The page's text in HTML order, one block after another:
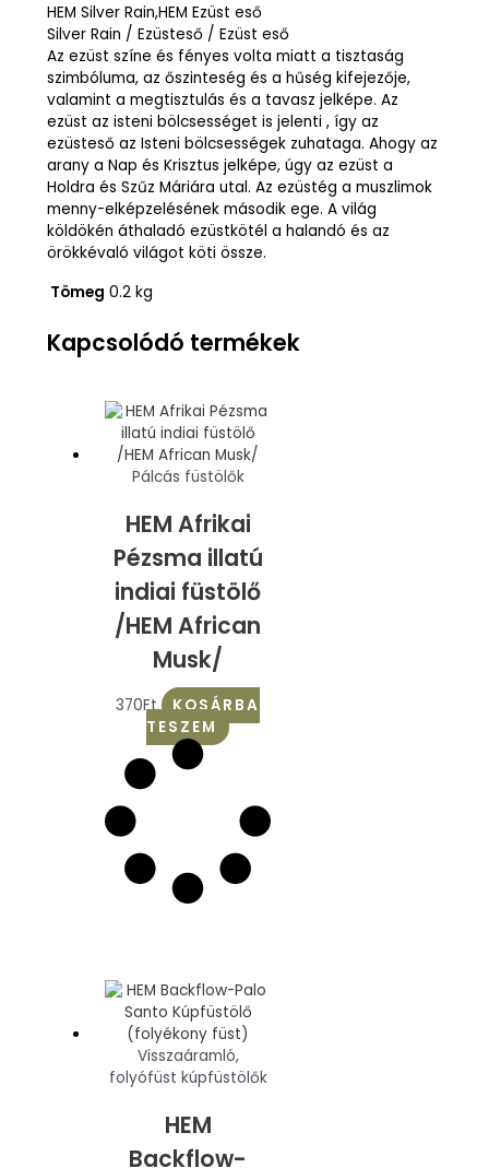
HEM Silver Rain,HEM Ezüst eső
Silver Rain / Ezüsteső / Ezüst eső
Az ezüst színe és fényes volta miatt a tisztaság
szimbóluma, az őszinteség és a hűség kifejezője,
valamint a megtisztulás és a tavasz jelképe. Az
ezüst az isteni bölcsességet is jelenti , így az
ezüsteső az Isteni bölcsességek zuhataga. Ahogy az
arany a Nap és Krisztus jelképe, úgy az ezüst a
Holdra és Szűz Máriára utal. Az ezüstég a muszlimok
menny-elképzelésének második ege. A világ
köldökén áthaladó ezüstkötél a halandó és az
örökkévaló világot köti össze.
Tömeg 0.2 kg
Kapcsolódó termékek
Pálcás füstölők
HEM Afrikai
Pézsma illatú
indiai füstölő
/HEM African
Musk/
370Ft
KOSÁRBA
TESZEM
Visszaáramló,
folyófüst kúpfüstölők
HEM
Backflow-